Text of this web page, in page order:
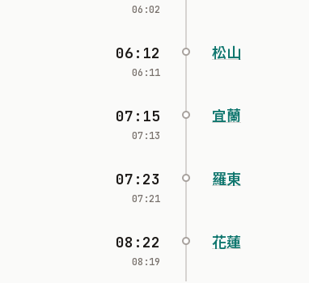
06:02
06:12
06:11
松山
07:15
07:13
宜蘭
07:23
07:21
羅東
08:22
08:19
花蓮